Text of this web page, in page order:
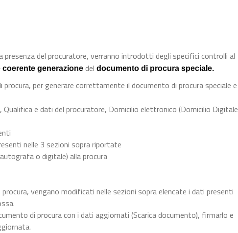
presenza del procuratore, verranno introdotti degli specifici controlli al
coerente generazione del documento di procura speciale.
per generare correttamente il documento di procura speciale e
Qualifica e dati del procuratore, Domicilio elettronico (Domicilio Digitale
nelle 3 sezioni sopra riportate
o digitale) alla procura
vengano modificati nelle sezioni sopra elencate i dati presenti
di procura con i dati aggiornati (Scarica documento), firmarlo e